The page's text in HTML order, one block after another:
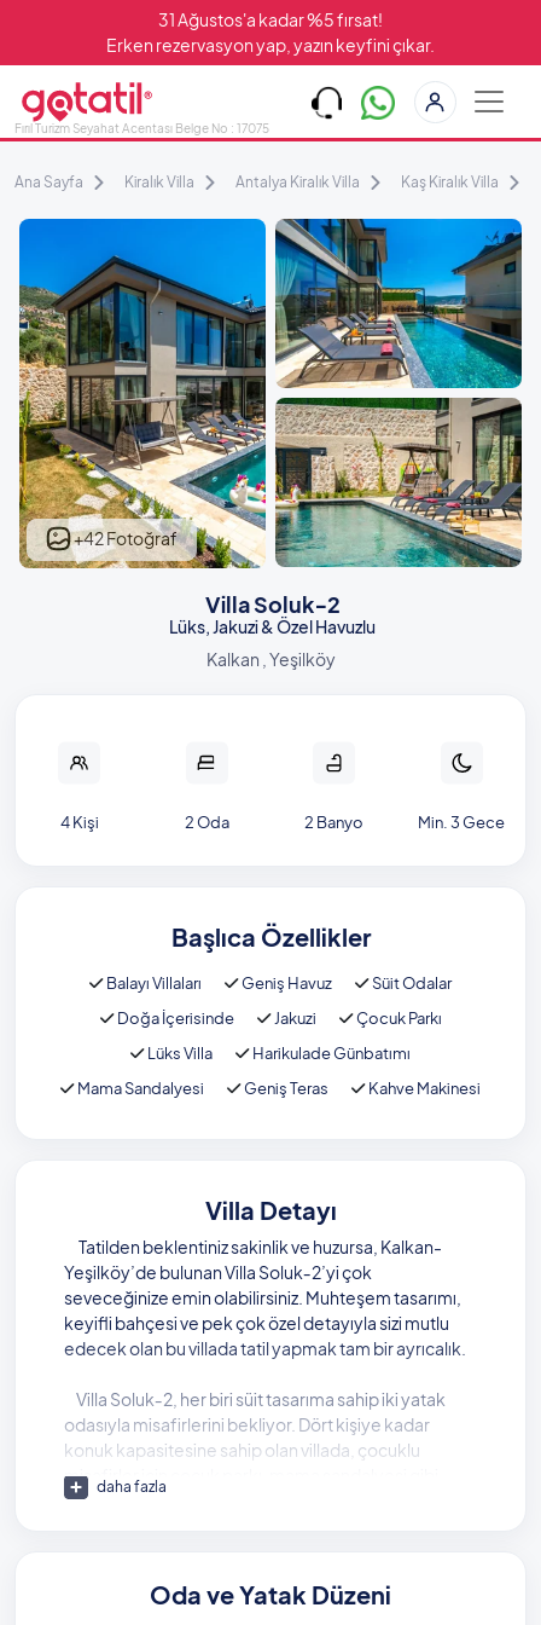
31 Ağustos'a kadar %5 fırsat!
Erken rezervasyon yap, yazın keyfini çıkar.
Fırıl Turizm Seyahat Acentası Belge No : 17075
Ana Sayfa Kiralık Villa Antalya Kiralık Villa Kaş Kiralık Villa
Villa Soluk‑2
Lüks, Jakuzi & Özel Havuzlu
Kalkan , Yeşilköy
+42 Fotoğraf
4 Kişi 2 Oda 2 Banyo Min. 3 Gece
Başlıca Özellikler
Balayı Villaları Geniş Havuz
Süit Odalar
Doğa İçerisinde
Jakuzi
Çocuk Parkı
Lüks Villa
Harikulade Günbatımı
Mama Sandalyesi
Geniş Teras Kahve Makinesi
Villa Detayı
Tatilden beklentiniz sakinlik ve huzursa, Kalkan-
Yeşilköy’de bulunan Villa Soluk‑2’yi çok
seveceğinize emin olabilirsiniz. Muhteşem tasarımı,
keyifli bahçesi ve pek çok özel detayıyla sizi mutlu
edecek olan bu villada tatil yapmak tam bir ayrıcalık.
Villa Soluk‑2, her biri süit tasarıma sahip iki yatak
odasıyla misafirlerini bekliyor. Dört kişiye kadar
konuk kapasitesine sahip olan villada, çocuklu
misafirler için çocuk parkı, mama sandalyesi gibi
imkanlar bulunurken, birinci yatak odasında özel bir
yüzme havuzu bulunuyor. Tatil boyunca keyifle tadını
daha fazla
Oda ve Yatak Düzeni